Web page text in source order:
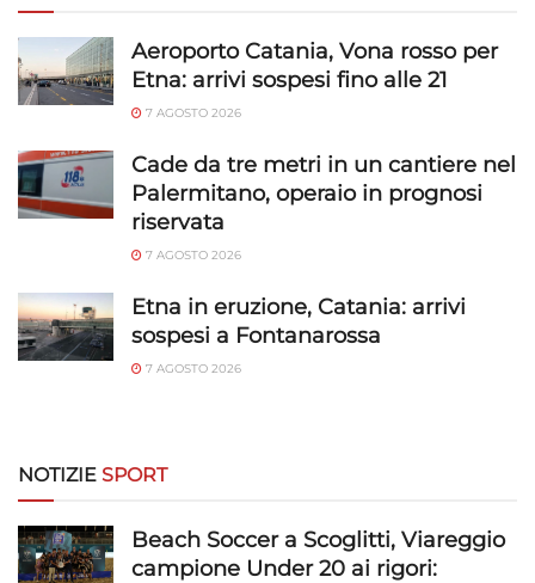
Aeroporto Catania, Vona rosso per
Etna: arrivi sospesi fino alle 21
7 AGOSTO 2026
Cade da tre metri in un cantiere nel
Palermitano, operaio in prognosi
riservata
7 AGOSTO 2026
Etna in eruzione, Catania: arrivi
sospesi a Fontanarossa
7 AGOSTO 2026
NOTIZIE SPORT
Beach Soccer a Scoglitti, Viareggio
campione Under 20 ai rigori: